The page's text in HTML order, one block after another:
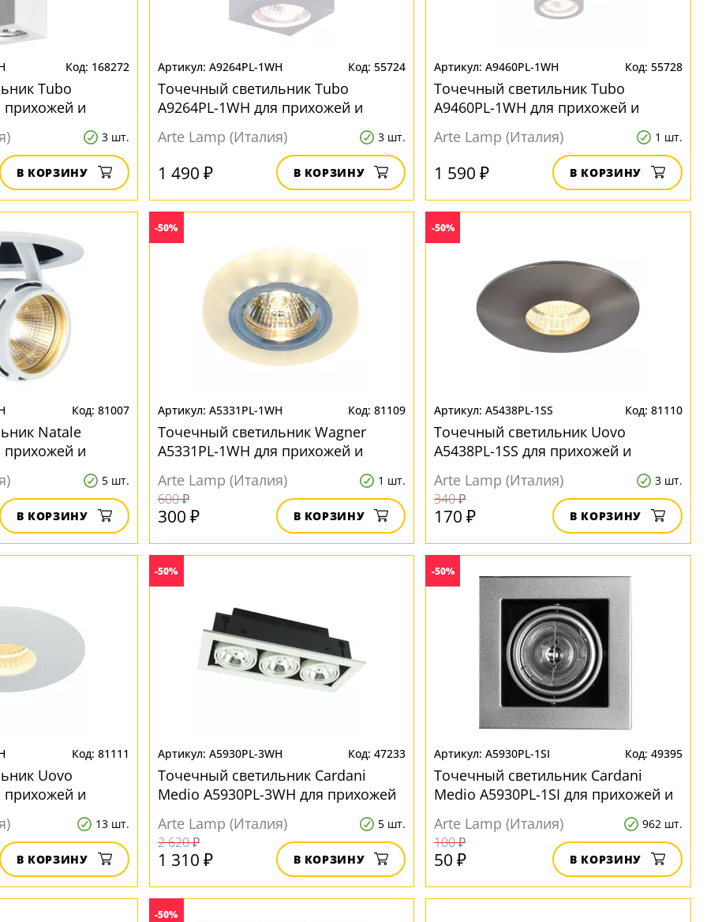
168272
Tubo
прихожей и
3 шт.
В КОРЗИНУ
A9264PL-1WH 55724
Точечный светильник Tubo
A9264PL-1WH для прихожей и
Arte Lamp (Италия) 3 шт.
1 490 ₽ В КОРЗИНУ
A9460PL-1WH 55728
Точечный светильник Tubo
A9460PL-1WH для прихожей и
Arte Lamp (Италия) 1 шт.
1 590 ₽ В КОРЗИНУ
81007
Natale
прихожей и
5 шт.
В КОРЗИНУ
-50%
A5331PL-1WH 81109
Точечный светильник Wagner
A5331PL-1WH для прихожей и
Arte Lamp (Италия) 1 шт.
600 ₽
300 ₽ В КОРЗИНУ
-50%
A5438PL-1SS 81110
Точечный светильник Uovo
A5438PL-1SS для прихожей и
Arte Lamp (Италия) 3 шт.
340 ₽
170 ₽ В КОРЗИНУ
81111
Uovo
прихожей и
13 шт.
В КОРЗИНУ
-50%
A5930PL-3WH 47233
Точечный светильник Cardani
Medio A5930PL-3WH для прихожей
Arte Lamp (Италия) 5 шт.
2 620 ₽
1 310 ₽ В КОРЗИНУ
-50%
A5930PL-1SI 49395
Точечный светильник Cardani
Medio A5930PL-1SI для прихожей и
Arte Lamp (Италия) 962 шт.
100 ₽
50 ₽ В КОРЗИНУ
-50%